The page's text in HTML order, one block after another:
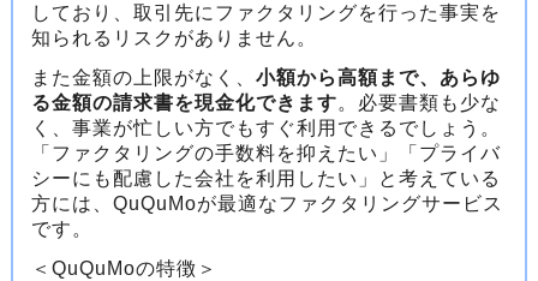
しており、取引先にファクタリングを行った事実を
知られるリスクがありません。
また金額の上限がなく、 小額から高額まで、あらゆ
る金額の請求書を現金化できます。必要書類も少な
く、事業が忙しい方でもすぐ利用できるでしょう。
「ファクタリングの手数料を抑えたい」「プライバ
シーにも配慮した会社を利用したい」と考えている
方には、QuQuMoが最適なファクタリングサービス
です。
＜QuQuMoの特徴＞